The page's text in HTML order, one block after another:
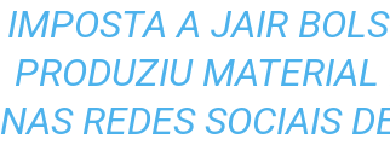
IMPOSTA A JAIR
PRODUZIU
NAS REDES SOCIAIS